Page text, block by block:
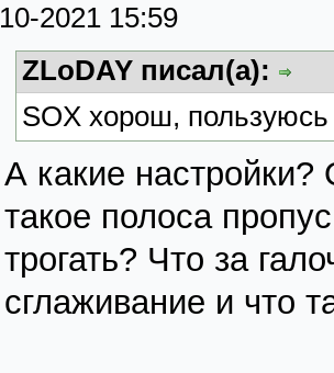
10-2021 15:59
ZLoDAY писал(а):
SOX хорош,
А какие настройки?
такое полоса
трогать? Что за
сглаживание и что